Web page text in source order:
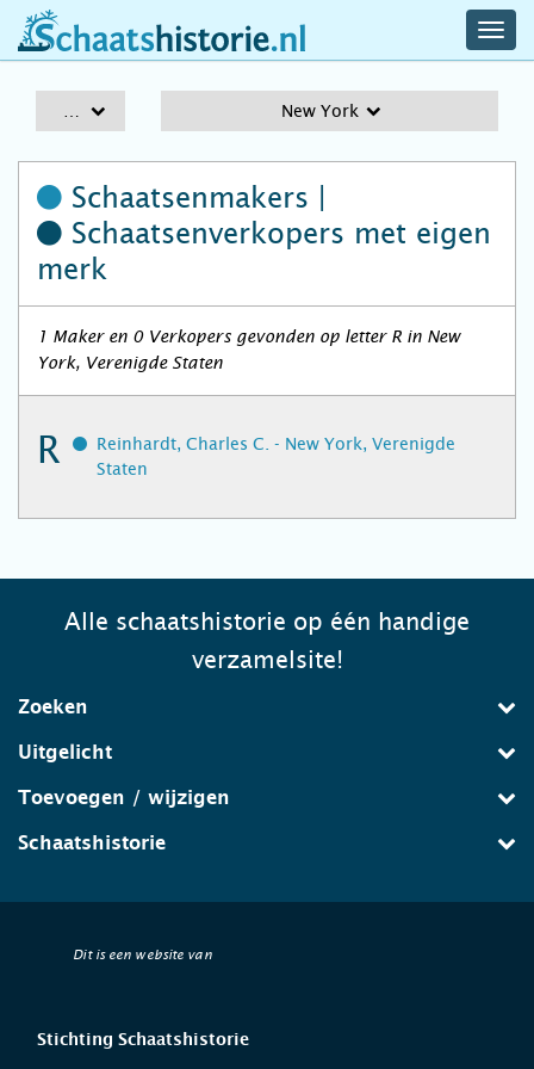
schaatshistorie.nl
New York
Schaatsenmakers |
Schaatsenverkopers met eigen
merk
1 Maker en 0 Verkopers gevonden op letter R in New
York, Verenigde Staten
R
Reinhardt, Charles C. - New York, Verenigde
Staten
Alle schaatshistorie op één handige
verzamelsite!
Zoeken
Uitgelicht
Toevoegen / wijzigen
Schaatshistorie
Dit is een website van
Stichting Schaatshistorie